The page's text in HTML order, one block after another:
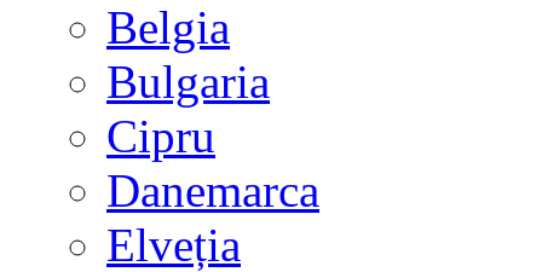
Belgia
Bulgaria
Cipru
Danemarca
Elveția